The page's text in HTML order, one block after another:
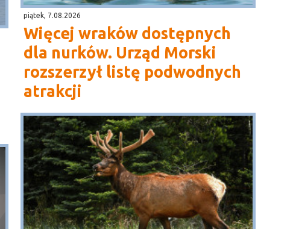
piątek, 7.08.2026
Więcej wraków dostępnych
dla nurków. Urząd Morski
rozszerzył listę podwodnych
atrakcji